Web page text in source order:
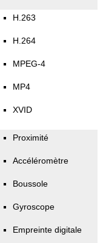
H.263
H.264
MPEG-4
MP4
XVID
Proximité
Accéléromètre
Boussole
Gyroscope
Empreinte digitale